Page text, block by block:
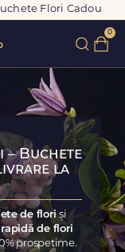
Flori Cadou
0
Buchete
la
de floriși
de flori
prospețime.